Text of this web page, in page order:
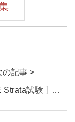
の記事 >
最新PSE Strata試験丨Paloalto Networks PSE Strataエンジニアが、彼のキャリアを要約して共有します